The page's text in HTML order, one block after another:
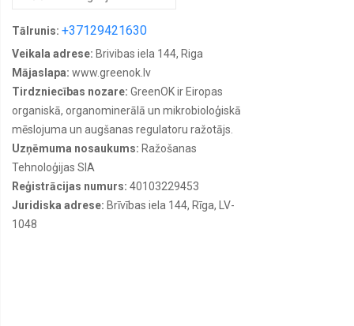
Tālrunis: +37129421630
Veikala adrese: Brivibas iela 144, Riga
Mājaslapa: www.greenok.lv
Tirdzniecības nozare: GreenOK ir Eiropas
organiskā, organominerālā un mikrobioloģiskā
mēslojuma un augšanas regulatoru ražotājs.
Uzņēmuma nosaukums: Ražošanas
Tehnoloģijas SIA
Reģistrācijas numurs: 40103229453
Juridiska adrese: Brīvības iela 144, Rīga, LV-
1048